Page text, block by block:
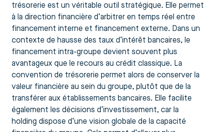
trésorerie est un véritable outil stratégique. Elle permet
à la direction financière d’arbitrer en temps réel entre
financement interne et financement externe. Dans un
contexte de hausse des taux d’intérêt bancaires, le
financement intra-groupe devient souvent plus
avantageux que le recours au crédit classique. La
convention de trésorerie permet alors de conserver la
valeur financière au sein du groupe, plutôt que de la
transférer aux établissements bancaires. Elle facilite
également les décisions d’investissement, car la
holding dispose d’une vision globale de la capacité